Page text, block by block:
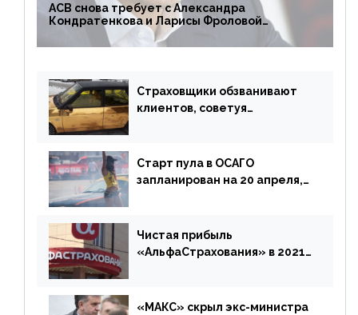
АСВ снова требует с Александра
Кондратенкова и Ларисы Фроловой
возмещения убытков на 1,5 млрд р.
Страховщики обзванивают
клиентов, советуя
Старт пула в ОСАГО
запланирован на 20 апреля,
дублировать [дополнено]
Чистая прибыль
«АльфаСтрахования» в 2021
«МАКС» скрыл экс-министра